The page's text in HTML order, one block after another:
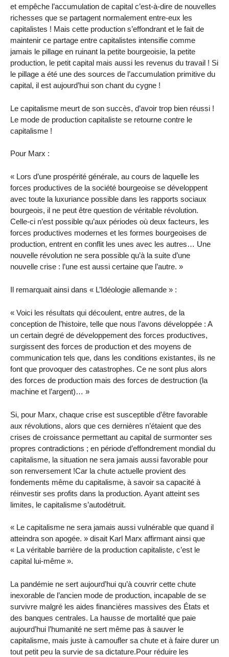
et empêche l’accumulation de capital c’est-à-dire de nouvelles
richesses que se partagent normalement entre-eux les
capitalistes ! Mais cette production s’effondrant et le fait de
maintenir ce partage entre capitalistes intensifie comme
jamais le pillage en ruinant la petite bourgeoisie, la petite
production, le petit capital mais aussi les revenus du travail ! Si
le pillage a été une des sources de l’accumulation primitive du
capital, il est aujourd’hui son chant du cygne !
Le capitalisme meurt de son succès, d’avoir trop bien réussi !
Le mode de production capitaliste se retourne contre le
capitalisme !
Pour Marx :
« Lors d’une prospérité générale, au cours de laquelle les
forces productives de la société bourgeoise se développent
avec toute la luxuriance possible dans les rapports sociaux
bourgeois, il ne peut être question de véritable révolution.
Celle-ci n’est possible qu’aux périodes où deux facteurs, les
forces productives modernes et les formes bourgeoises de
production, entrent en conflit les unes avec les autres… Une
nouvelle révolution ne sera possible qu’à la suite d’une
nouvelle crise : l’une est aussi certaine que l’autre. »
Il remarquait ainsi dans « L’Idéologie allemande » :
« Voici les résultats qui découlent, entre autres, de la
conception de l’histoire, telle que nous l’avons développée : A
un certain degré de développement des forces productives,
surgissent des forces de production et des moyens de
communication tels que, dans les conditions existantes, ils ne
font que provoquer des catastrophes. Ce ne sont plus alors
des forces de production mais des forces de destruction (la
machine et l’argent)… »
Si, pour Marx, chaque crise est susceptible d’être favorable
aux révolutions, alors que ces dernières n’étaient que des
crises de croissance permettant au capital de surmonter ses
propres contradictions ; en période d’effondrement mondial du
capitalisme, la situation ne sera jamais aussi favorable pour
son renversement !Car la chute actuelle provient des
fondements même du capitalisme, à savoir sa capacité à
réinvestir ses profits dans la production. Ayant atteint ses
limites, le capitalisme s’autodétruit.
« Le capitalisme ne sera jamais aussi vulnérable que quand il
atteindra son apogée. » disait Karl Marx affirmant ainsi que
« La véritable barrière de la production capitaliste, c’est le
capital lui-même ».
La pandémie ne sert aujourd’hui qu’à couvrir cette chute
inexorable de l’ancien mode de production, incapable de se
survivre malgré les aides financières massives des États et
des banques centrales. La hausse de mortalité que paie
aujourd’hui l’humanité ne sert même pas à sauver le
capitalisme, mais juste à camoufler sa chute et à faire durer un
tout petit peu la survie de sa dictature.Pour réduire les